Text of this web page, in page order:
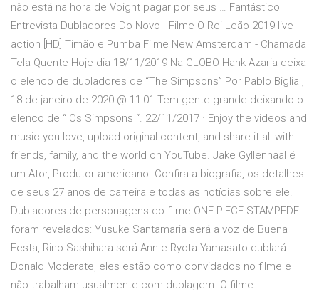
não está na hora de Voight pagar por seus … Fantástico
Entrevista Dubladores Do Novo - Filme O Rei Leão 2019 live
action [HD] Timão e Pumba Filme New Amsterdam - Chamada
Tela Quente Hoje dia 18/11/2019 Na GLOBO Hank Azaria deixa
o elenco de dubladores de “The Simpsons” Por Pablo Biglia ,
18 de janeiro de 2020 @ 11:01 Tem gente grande deixando o
elenco de “ Os Simpsons “. 22/11/2017 · Enjoy the videos and
music you love, upload original content, and share it all with
friends, family, and the world on YouTube. Jake Gyllenhaal é
um Ator, Produtor americano. Confira a biografia, os detalhes
de seus 27 anos de carreira e todas as notícias sobre ele.
Dubladores de personagens do filme ONE PIECE STAMPEDE
foram revelados: Yusuke Santamaria será a voz de Buena
Festa, Rino Sashihara será Ann e Ryota Yamasato dublará
Donald Moderate, eles estão como convidados no filme e
não trabalham usualmente com dublagem. O filme